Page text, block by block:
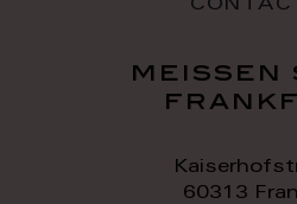
60313